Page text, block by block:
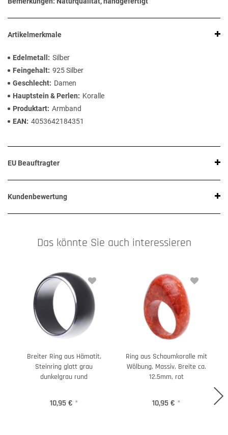
Artikelmerkmale
Edelmetall
Silber
Feingehalt 925 Silber
Geschlecht
Damen
Hauptstein & Perlen
Koralle
Produktart Armband
EAN
4053642184351
EU Beauftragter
Kundenbewertung
Das könnte Sie auch interessieren
Breiter Ring aus Hämatit,
Steinring glatt grau
dunkelgrau rund
10,95 € *
Ring aus Schaumkoralle mit
Wölbung, Massiv, Breite ca.
12.5mm, rot
10,95 € *